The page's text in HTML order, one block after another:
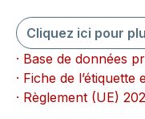
Cliquez ici pour
· Base de données
· Fiche de
· Règlement (UE)